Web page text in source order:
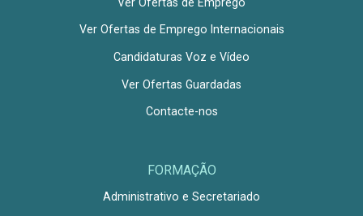
Ver Ofertas de Emprego Internacionais
Candidaturas Voz e Vídeo
Ver Ofertas Guardadas
Contacte-nos
FORMAÇÃO
Administrativo e Secretariado